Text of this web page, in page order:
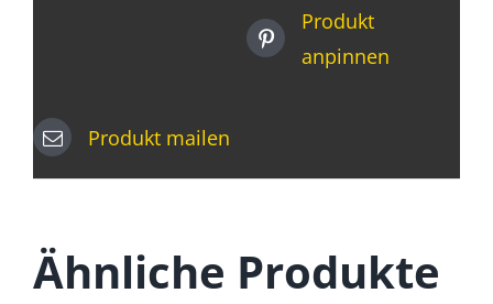
Produkt
anpinnen
Produkt mailen
Ähnliche Produkte